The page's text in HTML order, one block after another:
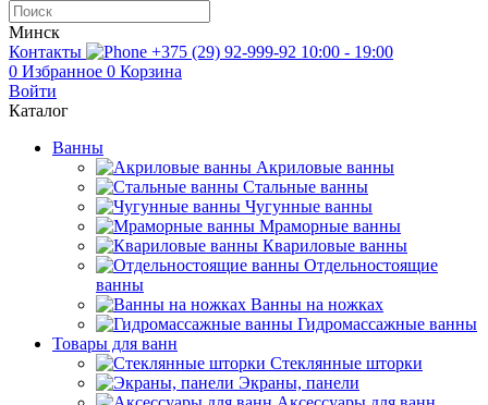
Минск
Контакты
+375 (29) 92-999-92 10:00 - 19:00
0 Избранное 0 Корзина
Войти
Каталог
Ванны
Акриловые ванны
Стальные ванны
Чугунные ванны
Мраморные ванны
Квариловые ванны
Отдельностоящие
ванны
Ванны на ножках
Гидромассажные ванны
Товары для ванн
Стеклянные шторки
Экраны, панели